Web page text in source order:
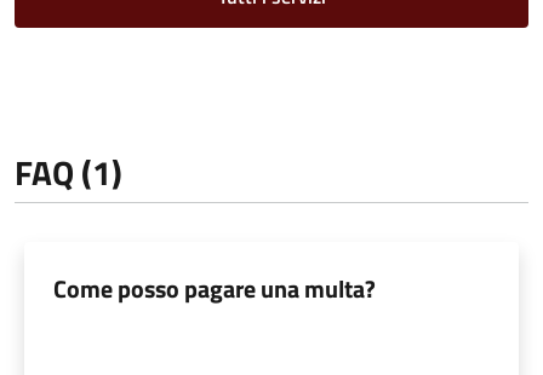
FAQ (1)
Come posso pagare una multa?